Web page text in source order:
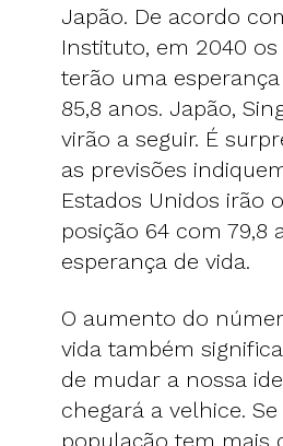
Japão. De acordo
Instituto, em 2040
terão uma
85,8 anos. Japão,
virão a seguir. É
as previsões
Estados Unidos irão
posição 64 com 79,8
esperança de vida.
O aumento do
vida também
de mudar a nossa
chegará a velhice.
população tem mais